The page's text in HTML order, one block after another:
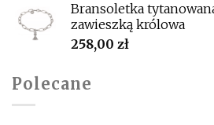
Bransoletka
zawieszką królowa
258,00 zł
Polecane